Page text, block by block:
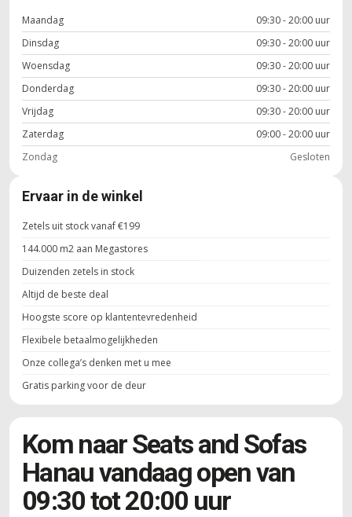
Maandag
09:30 - 20:00 uur
Dinsdag
09:30 - 20:00 uur
Woensdag
09:30 - 20:00 uur
Donderdag
09:30 - 20:00 uur
Vrijdag
09:30 - 20:00 uur
Zaterdag
09:00 - 20:00 uur
Zondag
Gesloten
Ervaar in de winkel
Zetels uit stock vanaf €199
144.000 m2 aan Megastores
Duizenden zetels in stock
Altijd de beste deal
Hoogste score op klantentevredenheid
Flexibele betaalmogelijkheden
Onze collega’s denken met u mee
Gratis parking voor de deur
Kom naar Seats and Sofas
Hanau vandaag open van
09:30 tot 20:00 uur